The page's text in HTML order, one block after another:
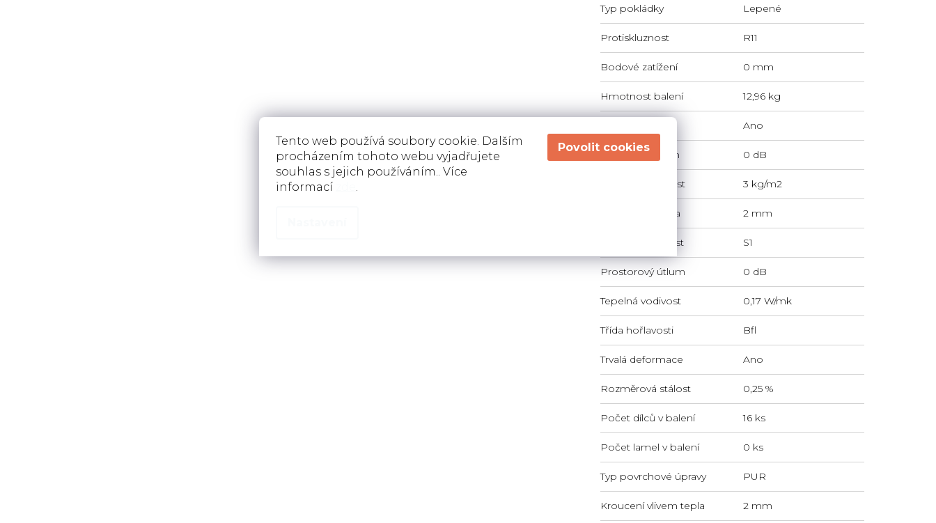
Tento web používá soubory cookie. Dalším
procházením tohoto webu vyjadřujete
souhlas s jejich používáním.. Více
informací
Typ pokládky Lepené
Protiskluznost R11
Bodové zatížení 0 mm
Hmotnost balení 12,96 kg
Ano
Kročejový útlum 0 dB
Plošná hmotnost 3 kg/m2
Celková tloušťka 2 mm
Požární odolnost S1
Prostorový útlum 0 dB
Tepelná vodivost 0,17 W/mk
Třída hořlavosti Bfl
Trvalá deformace Ano
Rozměrová stálost 0,25 %
Počet dílců v balení 16 ks
Počet lamel v balení 0 ks
Typ povrchové úpravy PUR
Kroucení vlivem tepla 2 mm